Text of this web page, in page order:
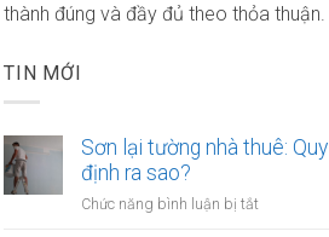
thành đúng và đầy đủ theo thỏa thuận.
TIN MỚI
Sơn lại tường nhà thuê: Quy
định ra sao?
Chức năng bình luận bị tắt